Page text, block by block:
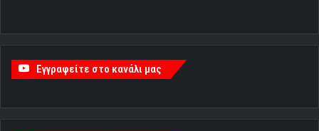
Εγγραφείτε στο κανάλι μας